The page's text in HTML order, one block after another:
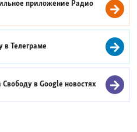
приложение Радио
вТелеграме
Свободу вGoogle новостях